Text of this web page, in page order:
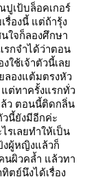
ปูเป้บล็อคเกอร์
รื่องนี้ แต่ถ้ารุ้ง
ใจก็ลองศึกษา
กจำได้ว่าตอน
ใช้เจ้าตัวนี้เล
ลองแต้มตรงหัว
ต่ทาครั้งแรกทั่ว
ว ตอนนี้ติดกลิ่น
นี้ยังมีอีกค่ะ
เลยทำให้เป็น
ผู้หญิงแล้วก็
นผิวคล้ำ แล้วทา
ตย์นึงได้เรื่อง